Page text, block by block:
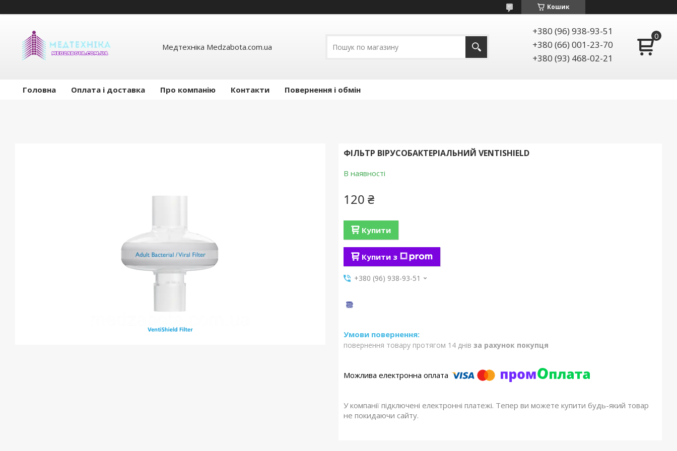
Кошик
Медтехніка Medzabota.com.ua
+380 (96) 938-93-51
+380 (66) 001-23-70
+380 (93) 468-02-21
Головна Оплата і доставка Про компанію Контакти Повернення і обмін
ФІЛЬТР ВІРУСОБАКТЕРІАЛЬНИЙ VENTISHIELD
В наявності
120 ₴
Купити
Купити з
+380 (96) 938-93-51
повернення товару протягом 14 днів за рахунок покупця
У компанії підключені електронні платежі. Тепер ви можете купити будь-який товар
не покидаючи сайту.